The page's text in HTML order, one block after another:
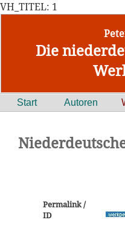
VH_TITEL: 1
Die
Start Autoren
Permalink /
ID